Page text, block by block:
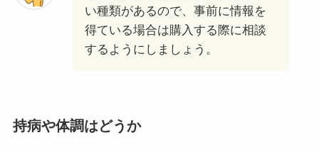
い種類があるので、事前に情報を
得ている場合は購入する際に相談
するようにしましょう。
持病や体調はどうか